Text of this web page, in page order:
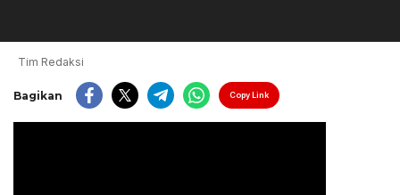
Tim Redaksi
Bagikan Copy Link